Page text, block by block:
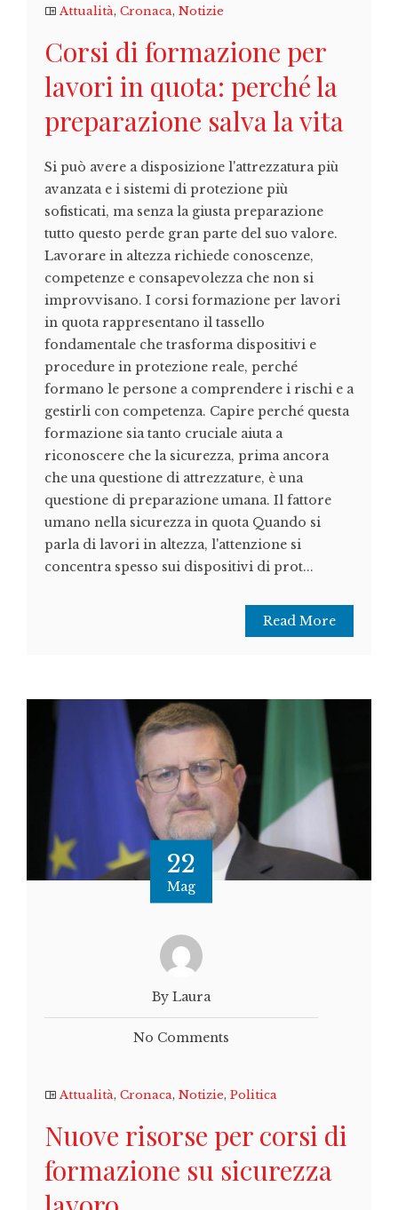
Attualità, Cronaca, Notizie
Corsi di formazione per
lavori in quota: perché la
preparazione salva la vita
Si può avere a disposizione l'attrezzatura più
avanzata e i sistemi di protezione più
sofisticati, ma senza la giusta preparazione
tutto questo perde gran parte del suo valore.
Lavorare in altezza richiede conoscenze,
competenze e consapevolezza che non si
improvvisano. I corsi formazione per lavori
in quota rappresentano il tassello
fondamentale che trasforma dispositivi e
procedure in protezione reale, perché
formano le persone a comprendere i rischi e a
gestirli con competenza. Capire perché questa
formazione sia tanto cruciale aiuta a
riconoscere che la sicurezza, prima ancora
che una questione di attrezzature, è una
questione di preparazione umana. Il fattore
umano nella sicurezza in quota Quando si
parla di lavori in altezza, l'attenzione si
concentra spesso sui dispositivi di prot...
Read More
22
Mag
By Laura
No Comments
Attualità, Cronaca, Notizie, Politica
Nuove risorse per corsi di
formazione su sicurezza